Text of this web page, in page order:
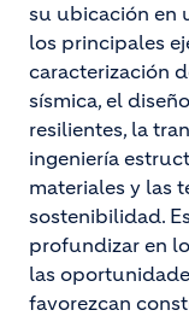
su ubicación en
los principales
caracterización
sísmica, el
resilientes, la
ingeniería
materiales y las
sostenibilidad.
profundizar en
las
favorezcan